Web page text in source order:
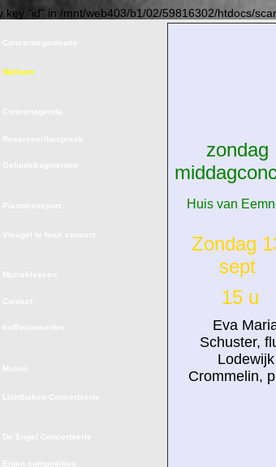
key "id" in /mnt/web403/b1/02/59816302/htdocs/
Welkom
zondag
Huis van
Zondag
sept
15 u
Eva
Schuster,
Lodewijk
Crommelin,